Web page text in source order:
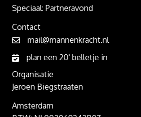
Speciaal: Partneravond
Contact
mail@mannenkracht.nl
plan een 20' belletje in
Organisatie
Jeroen Biegstraaten
Amsterdam